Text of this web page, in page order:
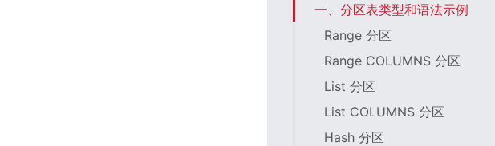
一、分区表类型和语法示例
Range 分区
Range COLUMNS 分区
List 分区
List COLUMNS 分区
Hash 分区